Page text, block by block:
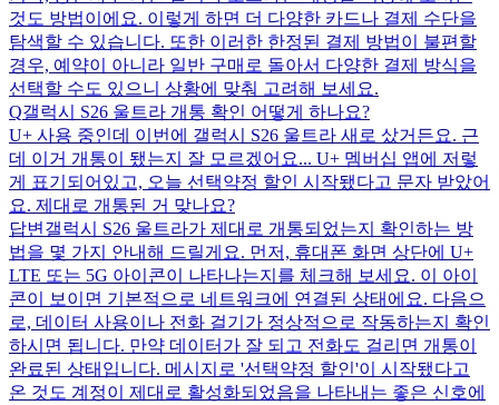
것도 방법이에요. 이렇게 하면 더 다양한 카드나 결제 수단을
탐색할 수 있습니다. 또한 이러한 한정된 결제 방법이 불편할
경우, 예약이 아니라 일반 구매로 돌아서 다양한 결제 방식을
선택할 수도 있으니 상황에 맞춰 고려해 보세요.
Q갤럭시 S26 울트라 개통 확인 어떻게 하나요?
U+ 사용 중인데 이번에 갤럭시 S26 울트라 새로 샀거든요. 근
데 이거 개통이 됐는지 잘 모르겠어요... U+ 멤버십 앱에 저렇
게 표기되어있고, 오늘 선택약정 할인 시작됐다고 문자 받았어
요. 제대로 개통된 거 맞나요?
답변 갤럭시 S26 울트라가 제대로 개통되었는지 확인하는 방
법을 몇 가지 안내해 드릴게요. 먼저, 휴대폰 화면 상단에 U+
LTE 또는 5G 아이콘이 나타나는지를 체크해 보세요. 이 아이
콘이 보이면 기본적으로 네트워크에 연결된 상태에요. 다음으
로, 데이터 사용이나 전화 걸기가 정상적으로 작동하는지 확인
하시면 됩니다. 만약 데이터가 잘 되고 전화도 걸리면 개통이
완료된 상태입니다. 메시지로 '선택약정 할인'이 시작됐다고
온 것도 계정이 제대로 활성화되었음을 나타내는 좋은 신호에